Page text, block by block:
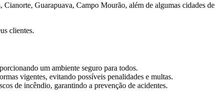
Guarapuava, Campo Mourão, além de algumas cidades de
clientes.
um ambiente seguro para todos.
vigentes, evitando possíveis penalidades e multas.
de incêndio, garantindo a prevenção de acidentes.